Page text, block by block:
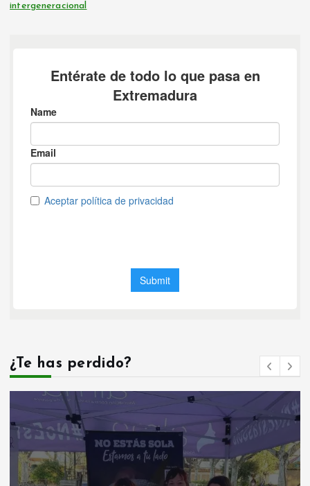
intergeneracional
¿Te has perdido?